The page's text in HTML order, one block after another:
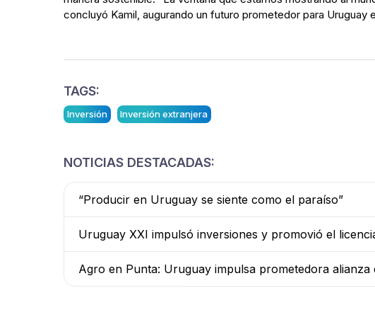
concluyó Kamil, augurando un futuro prometedor para Uruguay
TAGS:
Inversión Inversión extranjera
NOTICIAS DESTACADAS:
“Producir en Uruguay se siente como el paraíso”
Uruguay XXI impulsó inversiones y promovió el
Agro en Punta: Uruguay impulsa prometedora